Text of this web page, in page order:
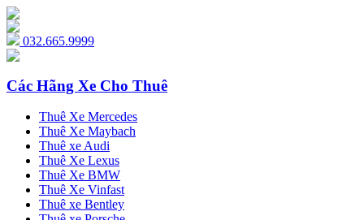
032.665.9999
Các Hãng Xe Cho Thuê
Thuê Xe Mercedes
Thuê Xe Maybach
Thuê xe Audi
Thuê Xe Lexus
Thuê Xe BMW
Thuê Xe Vinfast
Thuê xe Bentley